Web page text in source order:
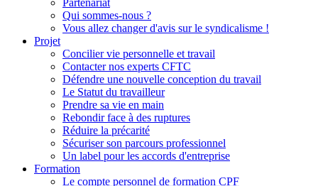
Partenariat
Qui sommes-nous ?
Vous allez changer d'avis sur le syndicalisme !
Projet
Concilier vie personnelle et travail
Contacter nos experts CFTC
Défendre une nouvelle conception du travail
Le Statut du travailleur
Prendre sa vie en main
Rebondir face à des ruptures
Réduire la précarité
Sécuriser son parcours professionnel
Un label pour les accords d'entreprise
Formation
Le compte personnel de formation CPF